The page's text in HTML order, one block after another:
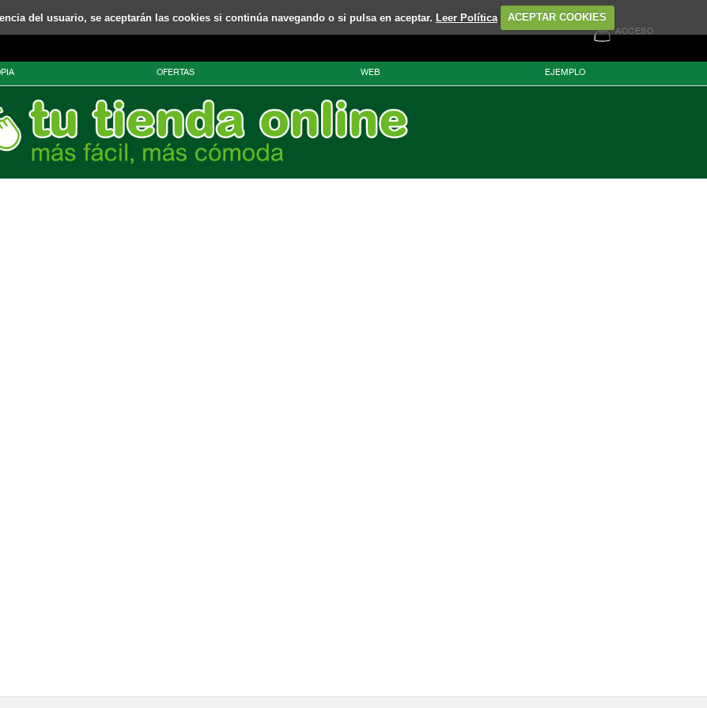
del usuario, se aceptarán las cookies si continúa navegando o si pulsa en aceptar. Leer Política ACEPTAR COOKIES
ACCESO
OFERTAS WEB EJEMPLO